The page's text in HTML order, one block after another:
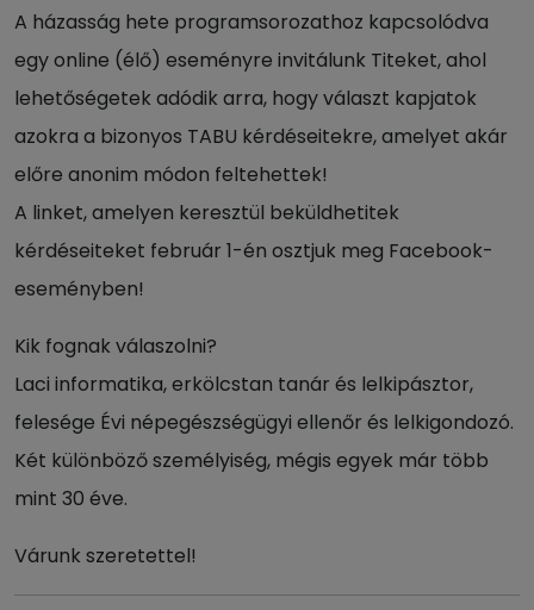
A házasság hete programsorozathoz kapcsolódva
egy online (élő) eseményre invitálunk Titeket, ahol
lehetőségetek adódik arra, hogy választ kapjatok
azokra a bizonyos TABU kérdéseitekre, amelyet akár
előre anonim módon feltehettek!
A linket, amelyen keresztül beküldhetitek
kérdéseiteket február 1-én osztjuk meg Facebook-
eseményben!
Kik fognak válaszolni?
Laci informatika, erkölcstan tanár és lelkipásztor,
felesége Évi népegészségügyi ellenőr és lelkigondozó.
Két különböző személyiség, mégis egyek már több
mint 30 éve.
Várunk szeretettel!